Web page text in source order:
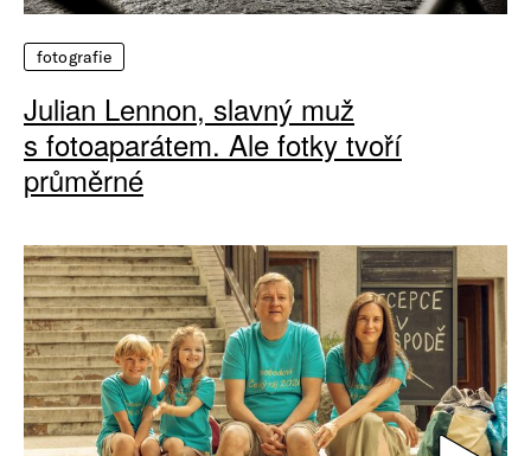
fotografie
Julian Lennon, slavný muž
s fotoaparátem. Ale fotky tvoří
průměrné